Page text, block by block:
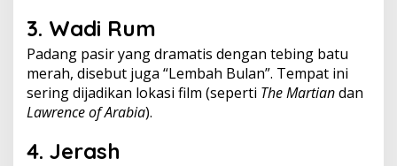
3. Wadi Rum
Padang pasir yang dramatis dengan tebing batu
merah, disebut juga “Lembah Bulan”. Tempat ini
sering dijadikan lokasi film (seperti The Martiandan
Lawrence of Arabia).
4. Jerash